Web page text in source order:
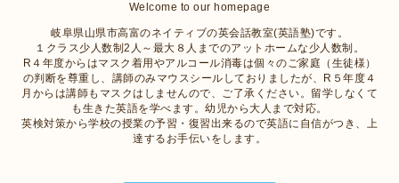
Welcome to our homepage
岐阜県山県市高富のネイティブの英会話教室(英語塾)です。
１クラス少人数制2人～最大８人までのアットホームな少人数制。
R４年度からはマスク着用やアルコール消毒は個々のご家庭（生徒様）
の判断を尊重し、講師のみマウスシールしておりましたが、R５年度４
月からは講師もマスクはしませんので、ご了承ください。留学しなくて
も生きた英語を学べます。幼児から大人まで対応。
英検対策から学校の授業の予習・復習出来るので英語に自信がつき、上
達するお手伝いをします。